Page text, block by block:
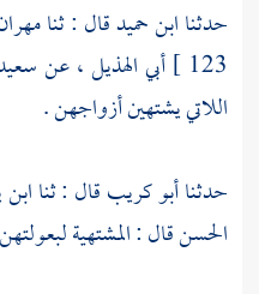
حدثناابن حميدقال : ثنا
123 ] أبي الهذيل، عن
اللاتي يشتهين أزواجهن .
حدثناأبو كريبقال : ثنا
الحسنقال : المشتهية